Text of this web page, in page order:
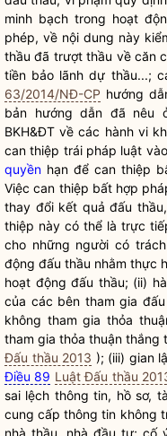
minh bạch trong hoạt
phép, về nội dung này
thầu đã trượt thầu về căn
tiền bảo lãnh dự thầu...;
63/2014/NĐ-CP hướng
bản hướng dẫn đã nêu
BKH&ĐT về các hành vi
can thiệp trái pháp luật
quyền hạn để can thiệp
Việc can thiệp bất hợp
thay đổi kết quả đấu
thiệp này có thể là trực
cho những người có
động đấu thầu nhằm thực
hoạt động đấu thầu; (ii)
của các bên tham gia
không tham gia thỏa
tham gia thỏa thuận thắng
Đấu thầu 2013 ); (iii) gian
Điều 89 Luật Đấu thầu
sai lệch thông tin, hồ sơ,
cung cấp thông tin không
nhà thầu, nhà đầu tư; cố